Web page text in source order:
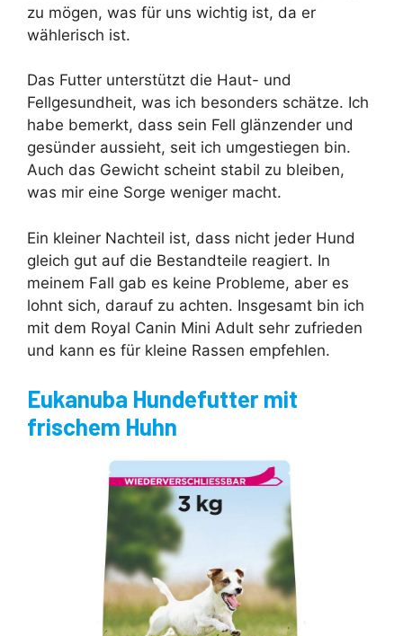
zu mögen, was für uns wichtig ist, da er
wählerisch ist.
Das Futter unterstützt die Haut- und
Fellgesundheit, was ich besonders schätze. Ich
habe bemerkt, dass sein Fell glänzender und
gesünder aussieht, seit ich umgestiegen bin.
Auch das Gewicht scheint stabil zu bleiben,
was mir eine Sorge weniger macht.
Ein kleiner Nachteil ist, dass nicht jeder Hund
gleich gut auf die Bestandteile reagiert. In
meinem Fall gab es keine Probleme, aber es
lohnt sich, darauf zu achten. Insgesamt bin ich
mit dem Royal Canin Mini Adult sehr zufrieden
und kann es für kleine Rassen empfehlen.
Eukanuba Hundefutter mit
frischem Huhn